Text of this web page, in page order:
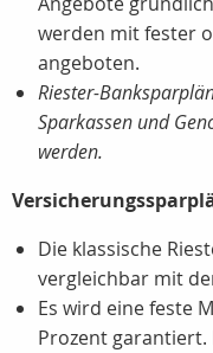
werden mit fester
angeboten.
Riester-
Sparkassen und
werden.
Die klassische
vergleichbar mit
Es wird eine feste
Prozent